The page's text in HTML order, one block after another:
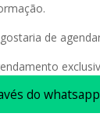
de
do whatsapp